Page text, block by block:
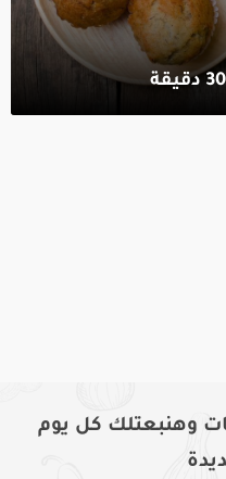
وهنبعتلك كل يوم